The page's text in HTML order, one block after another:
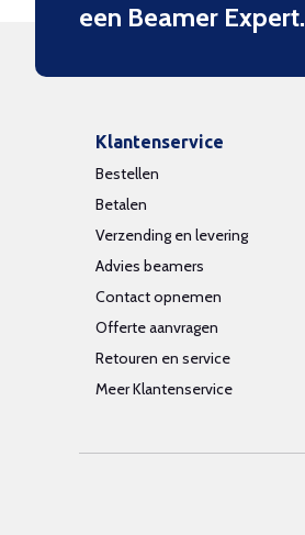
een Beamer Expert.
Klantenservice
Bestellen
Betalen
Verzending en levering
Advies beamers
Contact opnemen
Offerte aanvragen
Retouren en service
Meer Klantenservice